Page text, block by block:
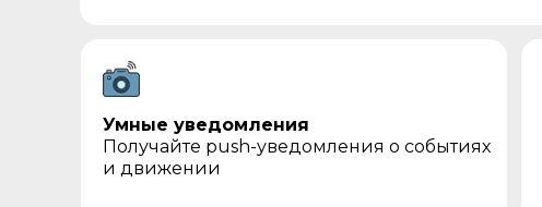
Умные уведомления
Получайте push-уведомления о событиях
и движении